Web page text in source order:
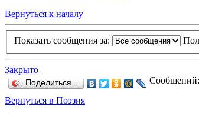
Вернуться к началу
Показать сообщения за:
Закрыто
Поделиться…
Вернуться в Поэзия